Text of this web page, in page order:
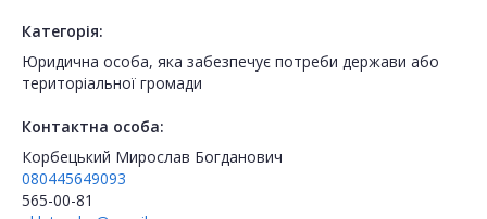
Категорія:
Юридична особа, яка забезпечує потреби держави або
територіальної громади
Контактна особа:
Корбецький Мирослав Богданович
080445649093
565-00-81